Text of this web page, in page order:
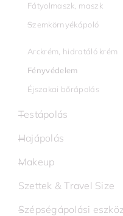
Fátyolmaszk, maszk
Szemkörnyékápoló
Arckrém, hidratáló krém
Fényvédelem
Éjszakai bőrápolás
Testápolás
Hajápolás
Makeup
Szettek & Travel Size
Szépségápolási